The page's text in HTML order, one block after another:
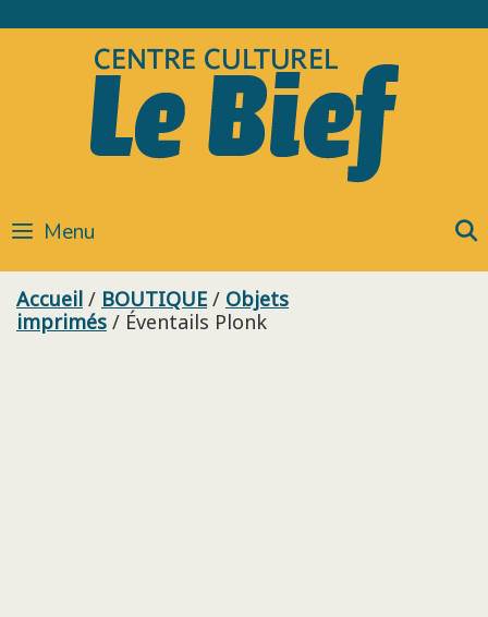
to
Menu
Accueil / BOUTIQUE / Objets
imprimés / Éventails Plonk